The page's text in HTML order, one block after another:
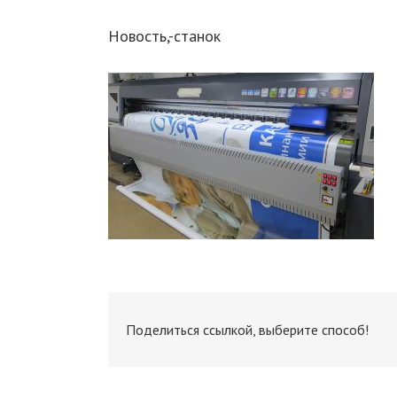
Новость,-станок
Поделиться ссылкой, выберите способ!